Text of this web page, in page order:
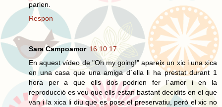
parlen.
Respon
Sara Campoamor 16.10.17
En aquest vídeo de "Oh my going!" apareix un xic i una xica
en una casa que una amiga d´ella li ha prestat durant 1
hora per a que ells dos podrien fer l´amor i en la
reproducció es veu que ells estan bastant decidits en el que
van i la xica li diu que es pose el preservatiu, però el xic no